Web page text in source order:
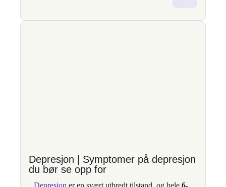
teori og praktisk endringsarbeid. Som
Depresjon | Symptomer på depresjon
du bør se opp for